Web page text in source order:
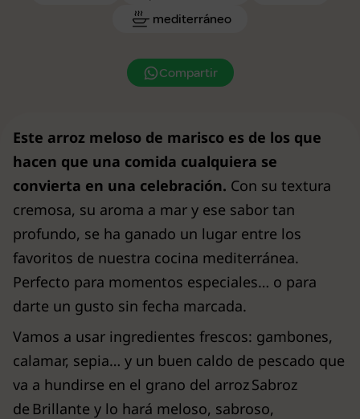
mediterráneo
Compartir
Este arroz meloso de marisco es de los que
hacen que una comida cualquiera se
convierta en una celebración. Con su textura
cremosa, su aroma a mar y ese sabor tan
profundo, se ha ganado un lugar entre los
favoritos de nuestra cocina mediterránea.
Perfecto para momentos especiales… o para
darte un gusto sin fecha marcada.
Vamos a usar ingredientes frescos: gambones,
calamar, sepia… y un buen caldo de pescado que
va a hundirse en el grano del arroz Sabroz
de Brillante y lo hará meloso, sabroso,